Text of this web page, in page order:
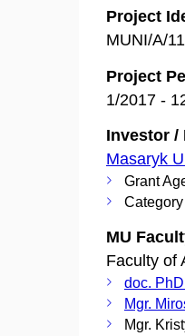
Project
MUNI/A/
Project
1/2017 -
Investor /
Masaryk
Grant
Category
MU
Faculty of
doc.
Mgr.
Mgr.